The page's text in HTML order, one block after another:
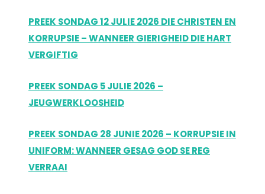
PREEK SONDAG 12 JULIE 2026 DIE CHRISTEN EN
KORRUPSIE – WANNEER GIERIGHEID DIE HART
VERGIFTIG
PREEK SONDAG 5 JULIE 2026 –
JEUGWERKLOOSHEID
PREEK SONDAG 28 JUNIE 2026 – KORRUPSIE IN
UNIFORM: WANNEER GESAG GOD SE REG
VERRAAI